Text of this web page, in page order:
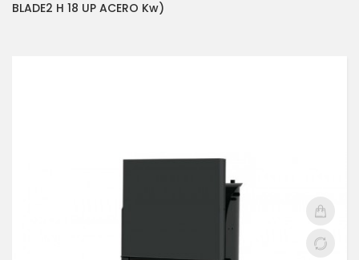
BLADE2 H 18 UP ACERO Kw)